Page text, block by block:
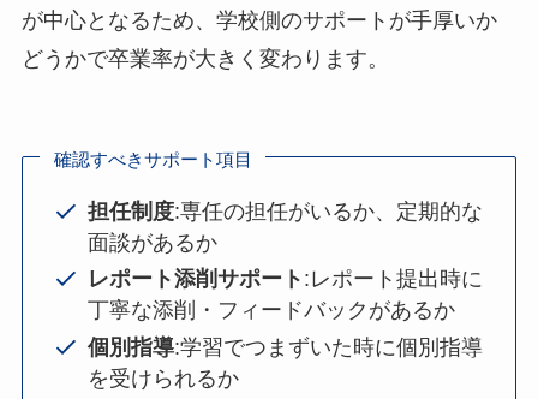
が中心となるため、学校側のサポートが手厚いか
どうかで卒業率が大きく変わります。
確認すべきサポート項目
担任制度:専任の担任がいるか、定期的な
面談があるか
レポート添削サポート :レポート提出時に
丁寧な添削・フィードバックがあるか
個別指導:学習でつまずいた時に個別指導
を受けられるか